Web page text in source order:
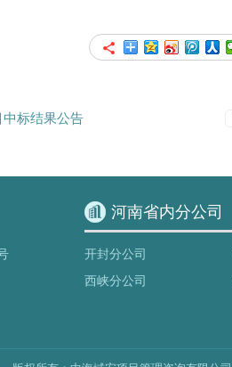
中标结果公告
河南省内分公司
开封分公司
西峡分公司